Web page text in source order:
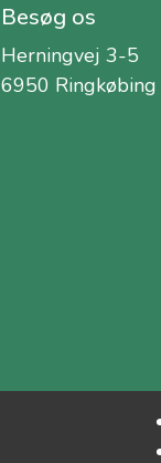
Besøg os
Herningvej 3-5
6950 Ringkøbing